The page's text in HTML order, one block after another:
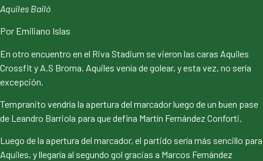
Aquiles Bailó
Por Emiliano Islas
En otro encuentro en el Riva Stadium se vieron las caras Aquiles
Crossfit y A.S Broma. Aquiles venía de golear, y esta vez, no sería
excepción.
Tempranito vendría la apertura del marcador luego de un buen pase
de Leandro Barriola para que defina Martín Fernández Conforti.
Luego de la apertura del marcador, el partido sería más sencillo para
Aquiles, y llegaría al segundo gol gracias a Marcos Fernández